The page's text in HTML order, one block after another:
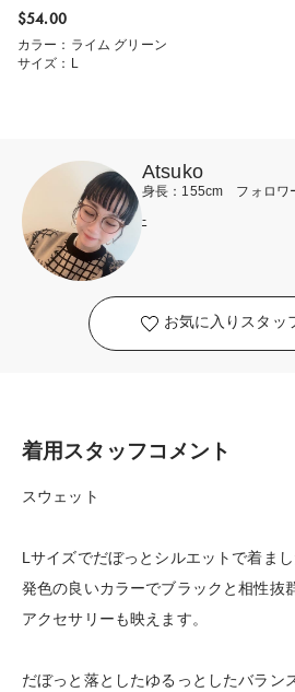
$‌54.00
カラー：ライム グリーン
サイズ：L
Atsuko
身長：155cm フォロワ
-
お気に入りスタッ
着用スタッフコメント
スウェット
Lサイズでだぼっとシルエットで着まし
発色の良いカラーでブラックと相性抜群
アクセサリーも映えます。
だぼっと落としたゆるっとしたバラン